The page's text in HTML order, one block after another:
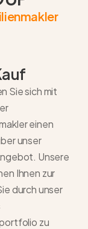
Sie sich mit
einen
unser
Unsere
Ihnen zur
durch unser
zu